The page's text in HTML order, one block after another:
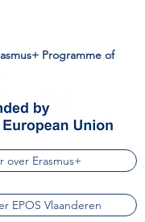
Programme of
over Erasmus+
EPOS Vlaanderen